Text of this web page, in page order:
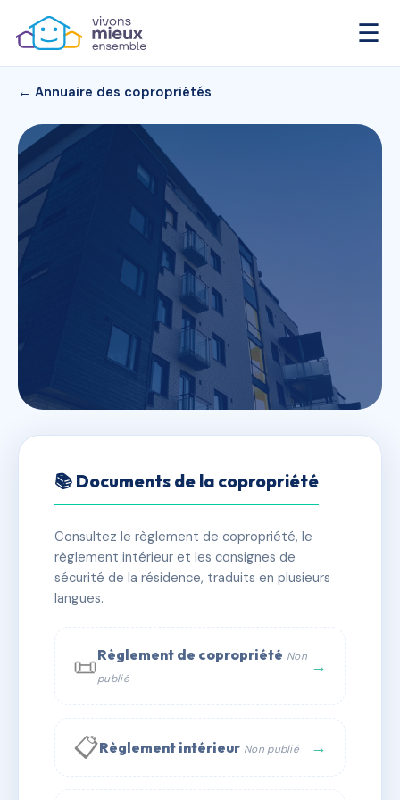
☰
← Annuaire des copropriétés
RESIDENCE PEGASE
✓ Immatriculée 🏠 43 lots 🏗 1 bâtiment(s)
📞 Contacter Syndic Digital
📚 Documents de la copropriété
Consultez le règlement de copropriété, le
règlement intérieur et les consignes de
sécurité de la résidence, traduits en plusieurs
langues.
📜Règlement de copropriété Non
publié
→
📋Règlement intérieur Non publié →